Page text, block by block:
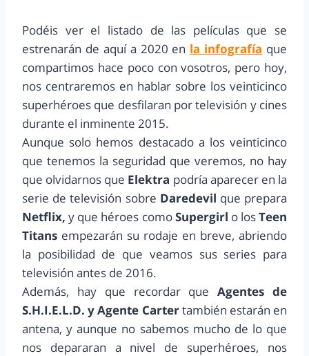
Podéis ver el listado de las películas que se
estrenarán de aquí a 2020 en la infografía que
compartimos hace poco con vosotros, pero hoy,
nos centraremos en hablar sobre los veinticinco
superhéroes que desfilaran por televisión y cines
durante el inminente 2015.
Aunque solo hemos destacado a los veinticinco
que tenemos la seguridad que veremos, no hay
que olvidarnos que Elektra podría aparecer en la
serie de televisión sobre Daredevil que prepara
Netflix,y que héroes comoSupergirl o losTeen
Titans empezarán su rodaje en breve, abriendo
la posibilidad de que veamos sus series para
televisión antes de 2016.
Además, hay que recordar queAgentes de
S.H.I.E.L.D. y Agente Cartertambién estarán en
antena, y aunque no sabemos mucho de lo que
nos depararan a nivel de superhéroes, nos